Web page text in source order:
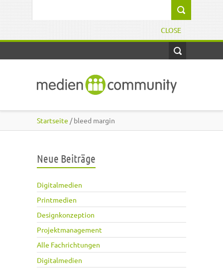
CLOSE
Startseite / bleed margin
Neue Beiträge
Digitalmedien
Printmedien
Designkonzeption
Projektmanagement
Alle Fachrichtungen
Digitalmedien